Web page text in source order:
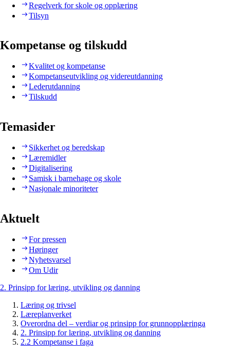
Regelverk for skole og opplæring
Tilsyn
Kompetanse og tilskudd
Kvalitet og kompetanse
Kompetanseutvikling og videreutdanning
Lederutdanning
Tilskudd
Temasider
Sikkerhet og beredskap
Læremidler
Digitalisering
Samisk i barnehage og skole
Nasjonale minoriteter
Aktuelt
For pressen
Høringer
Nyhetsvarsel
Om Udir
2. Prinsipp for læring, utvikling og danning
Læring og trivsel
Læreplanverket
Overordna del – verdiar og prinsipp for grunnopplæringa
2. Prinsipp for læring, utvikling og danning
2.2 Kompetanse i faga